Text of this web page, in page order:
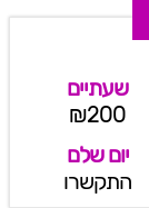
שעתיים
₪200
יום שלם
התקשרו